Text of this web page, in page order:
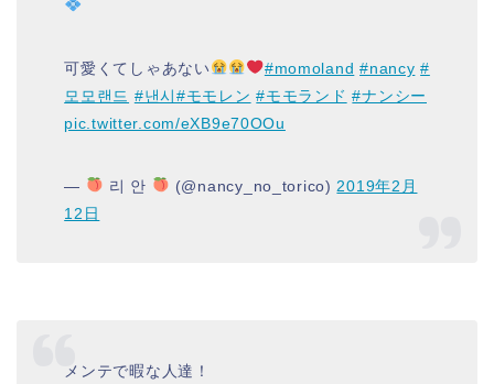
可愛くてしゃあない #momoland #nancy #
모모랜드 #낸시#モモレン #モモランド #ナンシー
pic.twitter.com/eXB9e70OOu
— 리 안 (@nancy_no_torico) 2019年2月
12日
メンテで暇な人達！